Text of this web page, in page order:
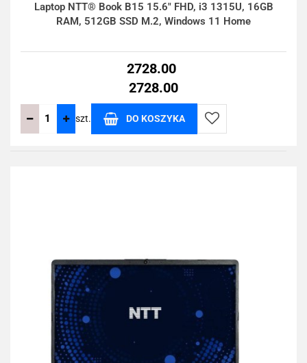
Laptop NTT® Book B15 15.6" FHD, i3 1315U, 16GB
RAM, 512GB SSD M.2, Windows 11 Home
2728.00
2728.00
szt. DO KOSZYKA
Do